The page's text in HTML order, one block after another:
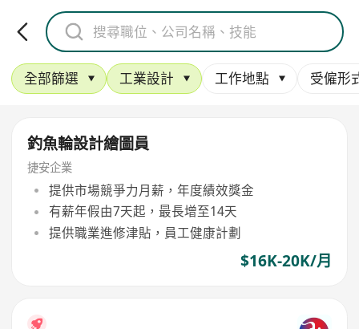
全部篩選 工業設計 工作地點 受僱形
釣魚輪設計繪圖員
捷安企業
提供市場競爭力月薪，年度績效獎金
有薪年假由7天起，最長增至14天
提供職業進修津貼，員工健康計劃
$16K-20K/月